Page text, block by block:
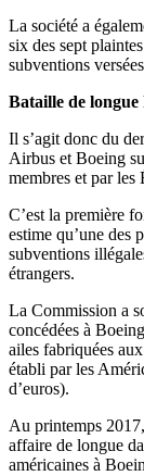
La société a
six des sept
subventions
Bataille de longue
Il s’agit donc du
Airbus et Boeing
membres et par les
C’est la première
estime qu’une des
subventions
étrangers.
La Commission a
concédées à
ailes fabriquées
établi par les
d’euros).
Au printemps
affaire de longue
américaines à